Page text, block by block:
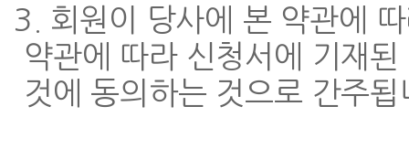
3. 회원이 당사에 본 약관에
약관에 따라 신청서에 기재
것에 동의하는 것으로 간주됩